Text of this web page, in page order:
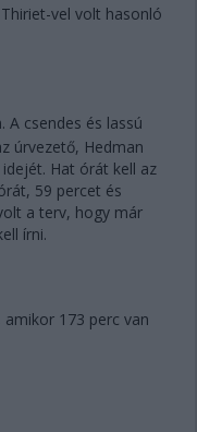
vel volt hasonló
A csendes és lassú
úrvezető, Hedman
Hat órát kell az
59 percet és
a terv, hogy már
írni.
173 perc van